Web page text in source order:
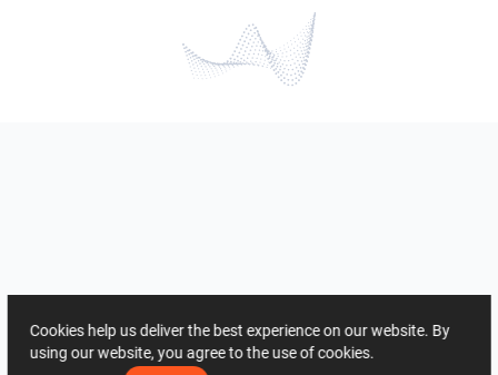
Cookies help us deliver the best experience on our website. By
using our website, you agree to the use of cookies.